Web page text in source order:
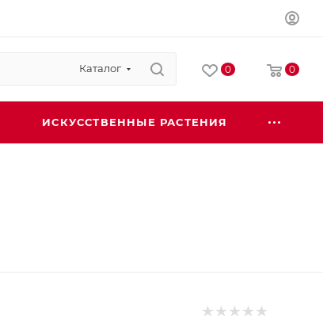
Каталог 0 0
ИСКУССТВЕННЫЕ РАСТЕНИЯ